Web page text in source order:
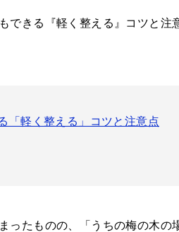
できる『軽く整える』コツと注
「軽く整える」コツと注意点
ったものの、「うちの梅の木の